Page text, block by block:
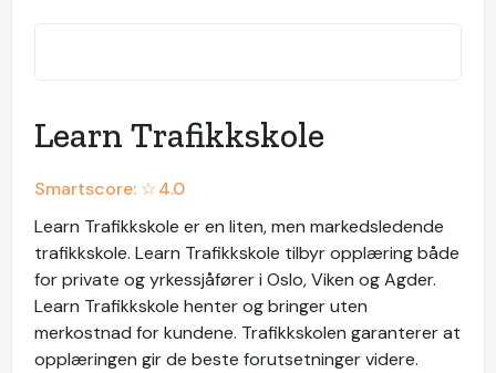
Learn Trafikkskole
Smartscore: ☆4.0
Learn Trafikkskole er en liten, men markedsledende
trafikkskole. Learn Trafikkskole tilbyr opplæring både
for private og yrkessjåfører i Oslo, Viken og Agder.
Learn Trafikkskole henter og bringer uten
merkostnad for kundene. Trafikkskolen garanterer at
opplæringen gir de beste forutsetninger videre.